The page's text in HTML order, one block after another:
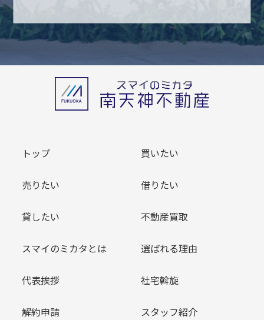
トップ 買いたい
売りたい 借りたい
貸したい 不動産買取
スマイのミカタとは 選ばれる理由
代表挨拶 社宅斡旋
解約申請 スタッフ紹介